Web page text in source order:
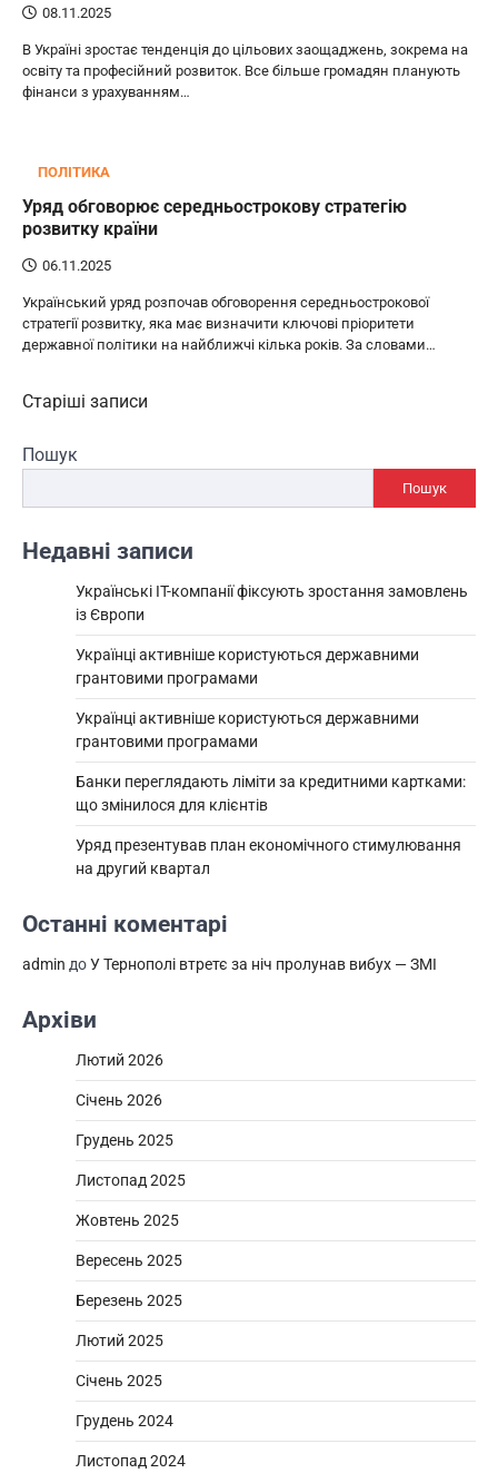
08.11.2025
В Україні зростає тенденція до цільових заощаджень, зокрема на
освіту та професійний розвиток. Все більше громадян планують
фінанси з урахуванням…
ПОЛІТИКА
Уряд обговорює середньострокову стратегію
розвитку країни
06.11.2025
Український уряд розпочав обговорення середньострокової
стратегії розвитку, яка має визначити ключові пріоритети
державної політики на найближчі кілька років. За словами…
Навігація
записами
Старіші записи
Пошук
Пошук
Недавні записи
Українські IT-компанії фіксують зростання замовлень
із Європи
Українці активніше користуються державними
грантовими програмами
Українці активніше користуються державними
грантовими програмами
Банки переглядають ліміти за кредитними картками:
що змінилося для клієнтів
Уряд презентував план економічного стимулювання
на другий квартал
Останні коментарі
admin доУ Тернополі втретє за ніч пролунав вибух — ЗМІ
Архіви
Лютий 2026
Січень 2026
Грудень 2025
Листопад 2025
Жовтень 2025
Вересень 2025
Березень 2025
Лютий 2025
Січень 2025
Грудень 2024
Листопад 2024